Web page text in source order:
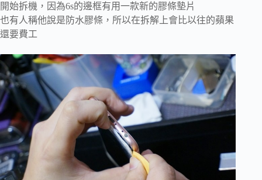
開始拆機，因為6s的邊框有用一款新的膠條墊片
也有人稱他說是防水膠條，所以在拆解上會比以往的蘋果
還要費工